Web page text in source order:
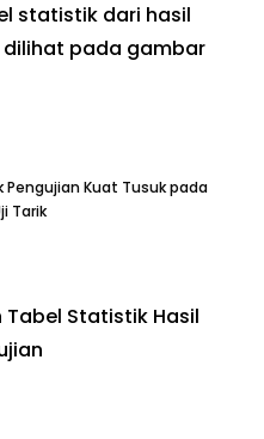
statistik dari hasil
pada gambar
Kuat Tusuk pada
Tarik
Tabel Statistik Hasil